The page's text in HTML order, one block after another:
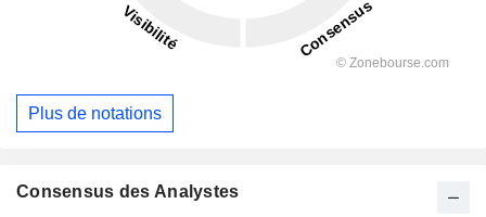
Plus de notations
Consensus des Analystes